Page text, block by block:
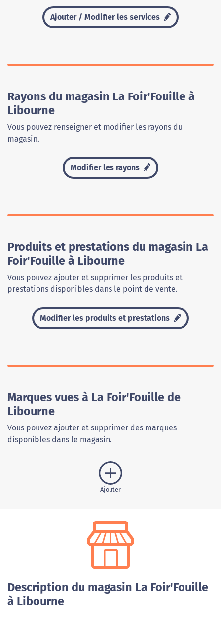
Ajouter / Modifier les services
Rayons du magasin La Foir'Fouille à
Libourne
Vous pouvez renseigner et modifier les rayons du
magasin.
Modifier les rayons
Produits et prestations du magasin La
Foir'Fouille à Libourne
Vous pouvez ajouter et supprimer les produits et
prestations disponibles dans le point de vente.
Modifier les produits et prestations
Marques vues à La Foir'Fouille de
Libourne
Vous pouvez ajouter et supprimer des marques
disponibles dans le magasin.
Ajouter
Description du magasin La Foir'Fouille
à Libourne